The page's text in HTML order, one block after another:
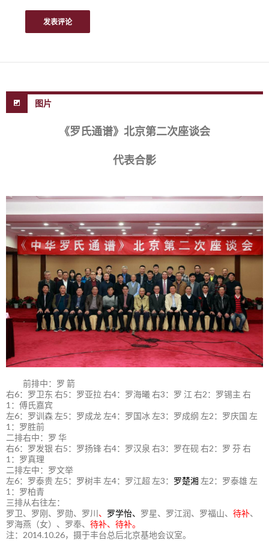
图片
《罗氏通谱》北京第二次座谈会
代表合影
前排中：罗 箭
右6：罗卫东 右5：罗亚拉 右4：罗海曦 右3：罗 江 右2：罗锡主 右
1：傅氏嘉宾
左6：罗训森 左5：罗成龙 左4：罗国冰 左3：罗成纲 左2：罗庆国 左
1：罗胜前
二排右中：罗 华
右6：罗发银 右5：罗扬锋 右4：罗汉泉 右3：罗在砚 右2：罗 芬 右
1：罗真理
二排左中：罗文举
左6：罗泰贵 左5：罗树丰 左4：罗江超 左3： 罗楚湘 左2：罗泰雄 左
1：罗柏青
三排从右往左：
罗卫、罗刚、罗勋、罗川 、 罗学怡、 罗星、罗江润、罗福山、 待补、
罗海燕（女）、罗奉、 待补、待补。
注：2014.10.26，摄于丰台总后北京基地会议室。